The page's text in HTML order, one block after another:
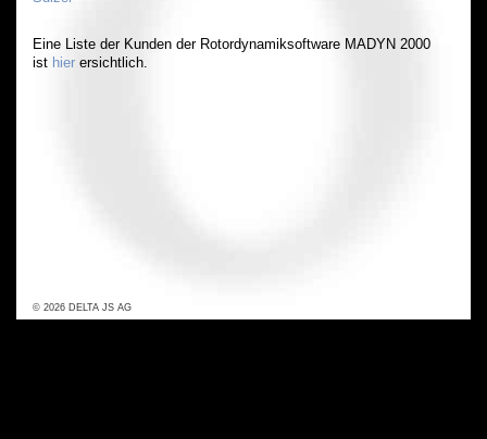
Eine Liste der Kunden der Rotordynamiksoftware MADYN 2000
ist hier ersichtlich.
© 2026 DELTA JS AG